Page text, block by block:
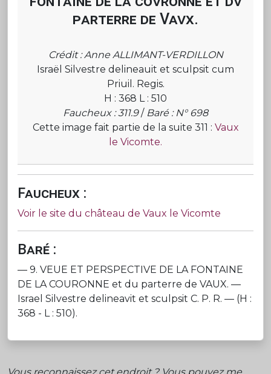
parterre de Vavx.
Crédit : Anne ALLIMANT-VERDILLON
Israël Silvestre delineauit et sculpsit cum
Priuil. Regis.
H : 368 L : 510
Faucheux : 311.9/ Baré : N° 698
Cette image fait partie de la suite 311 : Vaux
le Vicomte.
Faucheux :
Voir le site du château de Vaux le Vicomte
Baré :
— 9. VEUE ET PERSPECTIVE DE LA FONTAINE
DE LA COURONNE et du parterre de VAUX. —
Israel Silvestre delineavit et sculpsit C. P. R. — (H :
368 - L : 510).